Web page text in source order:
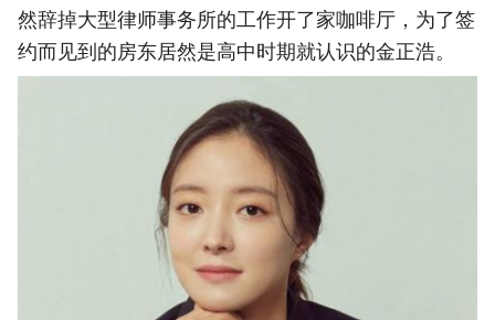
然辞掉大型律师事务所的工作开了家咖啡厅，为了签
约而见到的房东居然是高中时期就认识的金正浩。